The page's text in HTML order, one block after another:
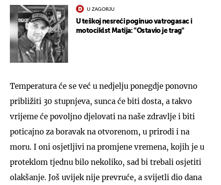
U ZAGORJU
U teškoj nesreći poginuo vatrogasac i
motociklst Matija: "Ostavio je trag"
Temperatura će se već u nedjelju ponegdje ponovno
približiti 30 stupnjeva, sunca će biti dosta, a takvo
vrijeme će povoljno djelovati na naše zdravlje i biti
poticajno za boravak na otvorenom, u prirodi i na
moru. I oni osjetljivi na promjene vremena, kojih je u
proteklom tjednu bilo nekoliko, sad bi trebali osjetiti
olakšanje. Još uvijek nije prevruće, a svijetli dio dana